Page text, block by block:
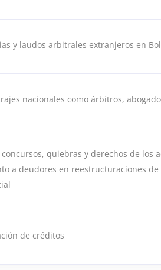
y laudos arbitrales extranjeros en
nacionales como árbitros,
quiebras y derechos de los
a deudores en reestructuraciones
de créditos